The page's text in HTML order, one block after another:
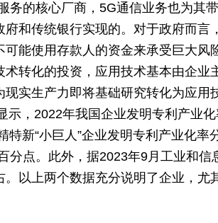
务的核心厂商，5G通信业务也为其
和传统银行实现的。对于政府而言
能使用存款人的资金来承受巨大风
转化的投资，应用技术基本由企业
实生产力即将基础研究转化为应用
，2022年我国企业发明专利产业
新“小巨人”企业发明专利产业化率
分点。此外，据2023年9月工业和信
以上两个数据充分说明了企业，尤